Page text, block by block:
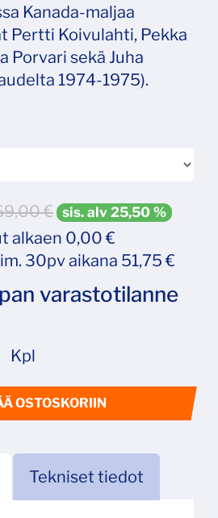
Kanada-maljaa
Pertti Koivulahti, Pekka
Porvari sekä Juha
1974-1975).
€ sis. alv 25,50 %
alkaen 0,00 €
30pv aikana 51,75 €
varastotilanne
Kpl
OSTOSKORIIN
Tekniset tiedot